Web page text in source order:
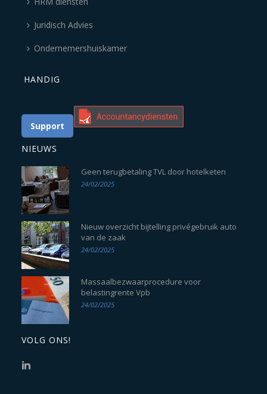
Juridisch Advies
Ondernemershuiskamer
HANDIG
Support
NIEUWS
Geen terugbetaling TVL door hotelketen
24/02/2025
Nieuw overzicht bijtelling privégebruik auto
van de zaak
24/02/2025
Massaalbezwaarprocedure voor
belastingrente Vpb
24/02/2025
VOLG ONS!